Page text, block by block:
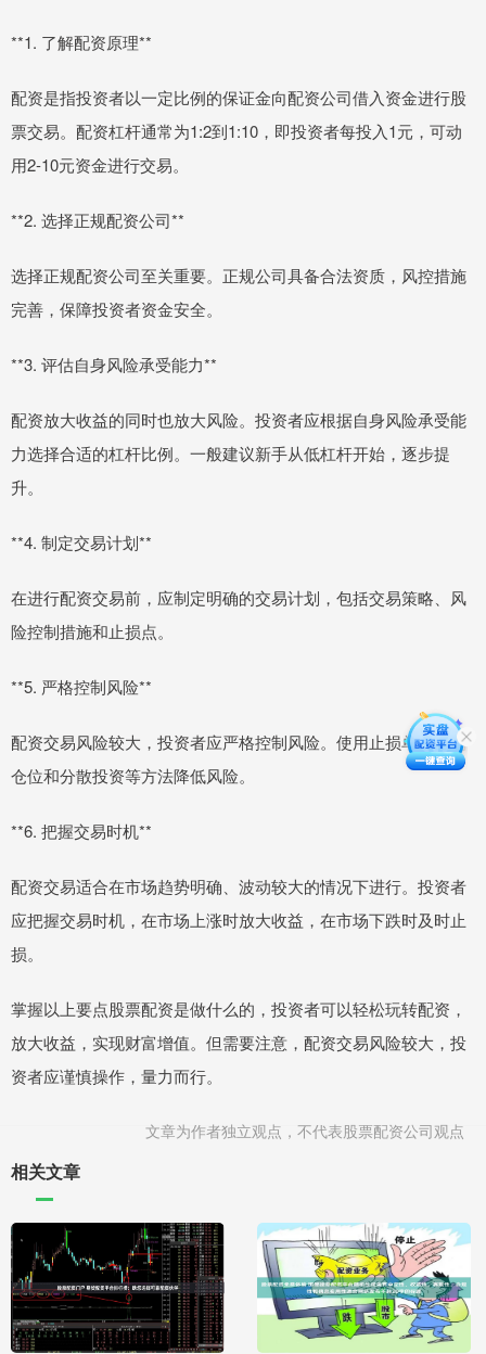
**1. 了解配资原理**
配资是指投资者以一定比例的保证金向配资公司借入资金进行股
票交易。配资杠杆通常为1:2到1:10，即投资者每投入1元，可动
用2-10元资金进行交易。
**2. 选择正规配资公司**
选择正规配资公司至关重要。正规公司具备合法资质，风控措施
完善，保障投资者资金安全。
**3. 评估自身风险承受能力**
配资放大收益的同时也放大风险。投资者应根据自身风险承受能
力选择合适的杠杆比例。一般建议新手从低杠杆开始，逐步提
升。
**4. 制定交易计划**
在进行配资交易前，应制定明确的交易计划，包括交易策略、风
险控制措施和止损点。
**5. 严格控制风险**
配资交易风险较大，投资者应严格控制风险。使用止损单、控制
仓位和分散投资等方法降低风险。
**6. 把握交易时机**
配资交易适合在市场趋势明确、波动较大的情况下进行。投资者
应把握交易时机，在市场上涨时放大收益，在市场下跌时及时止
损。
掌握以上要点股票配资是做什么的，投资者可以轻松玩转配资，
放大收益，实现财富增值。但需要注意，配资交易风险较大，投
资者应谨慎操作，量力而行。
文章为作者独立观点，不代表股票配资公司观点
相关文章